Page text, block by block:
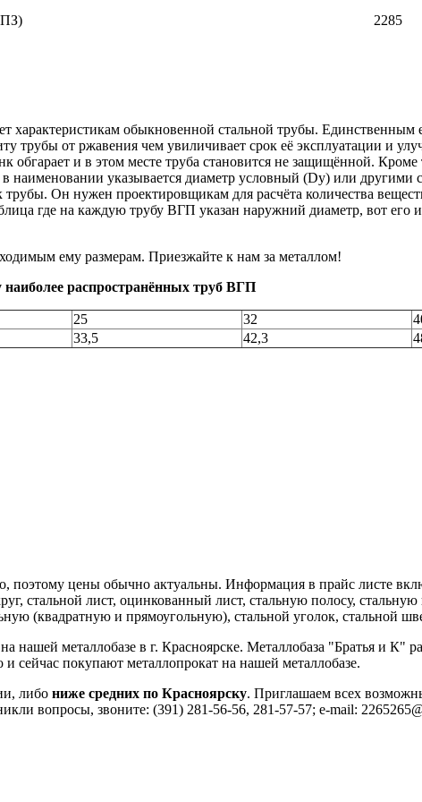
2285
характеристикам обыкновенной стальной трубы. Единственным
трубы от ржавения чем увиличивает срок её эксплуатации и
обгарает и в этом месте труба становится не защищённой.
указывается диаметр условный (Dy) или другими
Он нужен проектировщикам для расчёта количества
где на каждую трубу ВГП указан наружний диаметр, вот его
ему размерам. Приезжайте к нам за металлом!
наиболее распространённых труб ВГП
25 32
33,5 42,3
поэтому цены обычно актуальны. Информация в прайс листе
стальной лист, оцинкованный лист, стальную полосу,
(квадратную и прямоугольную), стальной уголок, стальной
нашей металлобазе в г. Красноярске. Металлобаза "Братья и К"
сейчас покупают металлопрокат на нашей металлобазе.
либо ниже средних по Красноярску. Приглашаем всех
вопросы, звоните: (391) 281-56-56, 281-57-57; e-mail: